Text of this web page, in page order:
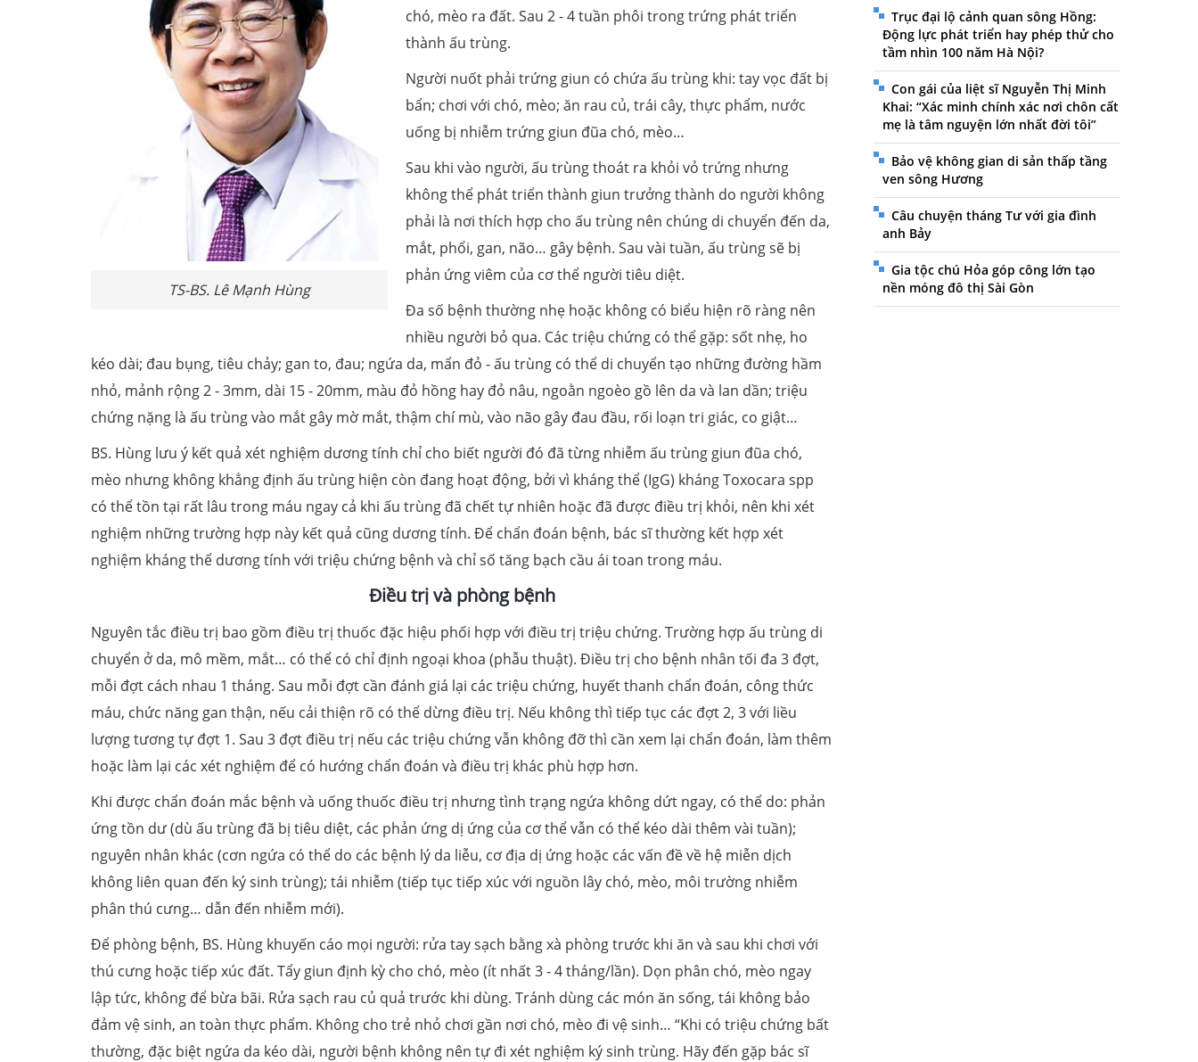
TS-BS. Lê Mạnh Hùng
chó, mèo ra đất. Sau 2 - 4 tuần phôi trong trứng phát triển
thành ấu trùng.
Người nuốt phải trứng giun có chứa ấu trùng khi: tay vọc đất bị
bẩn; chơi với chó, mèo; ăn rau củ, trái cây, thực phẩm, nước
uống bị nhiễm trứng giun đũa chó, mèo…
Sau khi vào người, ấu trùng thoát ra khỏi vỏ trứng nhưng
không thể phát triển thành giun trưởng thành do người không
phải là nơi thích hợp cho ấu trùng nên chúng di chuyển đến da,
mắt, phổi, gan, não… gây bệnh. Sau vài tuần, ấu trùng sẽ bị
phản ứng viêm của cơ thể người tiêu diệt.
Đa số bệnh thường nhẹ hoặc không có biểu hiện rõ ràng nên
nhiều người bỏ qua. Các triệu chứng có thể gặp: sốt nhẹ, ho
kéo dài; đau bụng, tiêu chảy; gan to, đau; ngứa da, mẩn đỏ - ấu trùng có thể di chuyển tạo những đường hầm
nhỏ, mảnh rộng 2 - 3mm, dài 15 - 20mm, màu đỏ hồng hay đỏ nâu, ngoằn ngoèo gồ lên da và lan dần; triệu
chứng nặng là ấu trùng vào mắt gây mờ mắt, thậm chí mù, vào não gây đau đầu, rối loạn tri giác, co giật…
BS. Hùng lưu ý kết quả xét nghiệm dương tính chỉ cho biết người đó đã từng nhiễm ấu trùng giun đũa chó,
mèo nhưng không khẳng định ấu trùng hiện còn đang hoạt động, bởi vì kháng thể (IgG) kháng Toxocara spp
có thể tồn tại rất lâu trong máu ngay cả khi ấu trùng đã chết tự nhiên hoặc đã được điều trị khỏi, nên khi xét
nghiệm những trường hợp này kết quả cũng dương tính. Để chẩn đoán bệnh, bác sĩ thường kết hợp xét
nghiệm kháng thể dương tính với triệu chứng bệnh và chỉ số tăng bạch cầu ái toan trong máu.
Điều trị và phòng bệnh
Nguyên tắc điều trị bao gồm điều trị thuốc đặc hiệu phối hợp với điều trị triệu chứng. Trường hợp ấu trùng di
chuyển ở da, mô mềm, mắt… có thể có chỉ định ngoại khoa (phẫu thuật). Điều trị cho bệnh nhân tối đa 3 đợt,
mỗi đợt cách nhau 1 tháng. Sau mỗi đợt cần đánh giá lại các triệu chứng, huyết thanh chẩn đoán, công thức
máu, chức năng gan thận, nếu cải thiện rõ có thể dừng điều trị. Nếu không thì tiếp tục các đợt 2, 3 với liều
lượng tương tự đợt 1. Sau 3 đợt điều trị nếu các triệu chứng vẫn không đỡ thì cần xem lại chẩn đoán, làm thêm
hoặc làm lại các xét nghiệm để có hướng chẩn đoán và điều trị khác phù hợp hơn.
Khi được chẩn đoán mắc bệnh và uống thuốc điều trị nhưng tình trạng ngứa không dứt ngay, có thể do: phản
ứng tồn dư (dù ấu trùng đã bị tiêu diệt, các phản ứng dị ứng của cơ thể vẫn có thể kéo dài thêm vài tuần);
nguyên nhân khác (cơn ngứa có thể do các bệnh lý da liễu, cơ địa dị ứng hoặc các vấn đề về hệ miễn dịch
không liên quan đến ký sinh trùng); tái nhiễm (tiếp tục tiếp xúc với nguồn lây chó, mèo, môi trường nhiễm
phân thú cưng… dẫn đến nhiễm mới).
Để phòng bệnh, BS. Hùng khuyến cáo mọi người: rửa tay sạch bằng xà phòng trước khi ăn và sau khi chơi với
thú cưng hoặc tiếp xúc đất. Tẩy giun định kỳ cho chó, mèo (ít nhất 3 - 4 tháng/lần). Dọn phân chó, mèo ngay
lập tức, không để bừa bãi. Rửa sạch rau củ quả trước khi dùng. Tránh dùng các món ăn sống, tái không bảo
đảm vệ sinh, an toàn thực phẩm. Không cho trẻ nhỏ chơi gần nơi chó, mèo đi vệ sinh… “Khi có triệu chứng bất
thường, đặc biệt ngứa da kéo dài, người bệnh không nên tự đi xét nghiệm ký sinh trùng. Hãy đến gặp bác sĩ
Trục đại lộ cảnh quan sông Hồng:
Động lực phát triển hay phép thử cho
tầm nhìn 100 năm Hà Nội?
Con gái của liệt sĩ Nguyễn Thị Minh
Khai: “Xác minh chính xác nơi chôn cất
mẹ là tâm nguyện lớn nhất đời tôi”
Bảo vệ không gian di sản thấp tầng
ven sông Hương
Câu chuyện tháng Tư với gia đình
anh Bảy
Gia tộc chú Hỏa góp công lớn tạo
nền móng đô thị Sài Gòn